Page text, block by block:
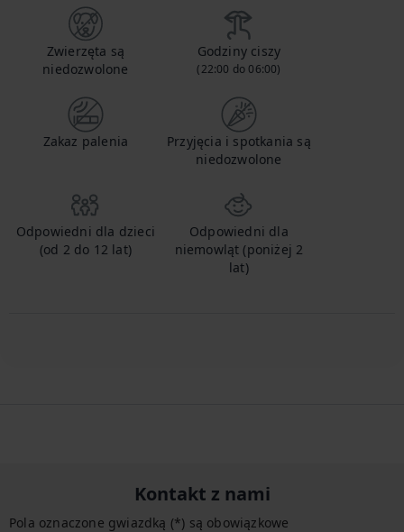
Zwierzęta są
niedozwolone
Godziny ciszy
(22:00 do 06:00)
Zakaz palenia
Przyjęcia i spotkania są
niedozwolone
Odpowiedni dla dzieci
(od 2 do 12 lat)
Odpowiedni dla
niemowląt (poniżej 2
lat)
Kontakt z nami
Pola oznaczone gwiazdką (*) są obowiązkowe